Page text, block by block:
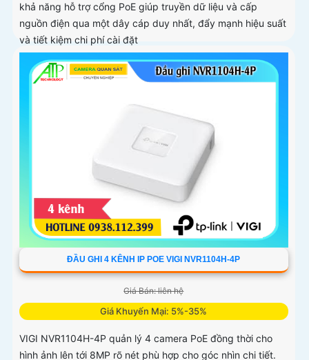
khả năng hỗ trợ cổng PoE giúp truyền dữ liệu và cấp
nguồn điện qua một dây cáp duy nhất, đẩy mạnh hiệu suất
và tiết kiệm chi phí cài đặt
ĐẦU GHI 4 KÊNH IP POE VIGI NVR1104H-4P
Giá Bán: liên hệ
Giá Khuyến Mại: 5%-35%
VIGI NVR1104H-4P quản lý 4 camera PoE đồng thời cho
hình ảnh lên tới 8MP rõ nét phù hợp cho góc nhìn chi tiết.